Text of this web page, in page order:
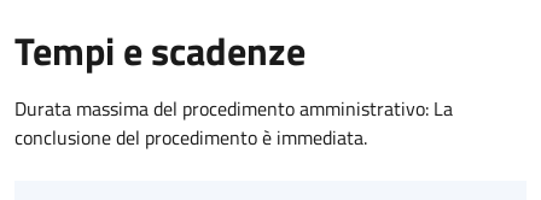
Tempi e scadenze
Durata massima del procedimento amministrativo: La
conclusione del procedimento è immediata.